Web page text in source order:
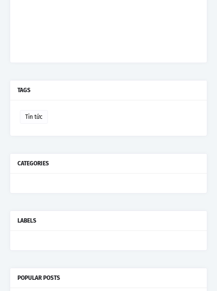
TAGS
Tin tức
CATEGORIES
LABELS
POPULAR POSTS